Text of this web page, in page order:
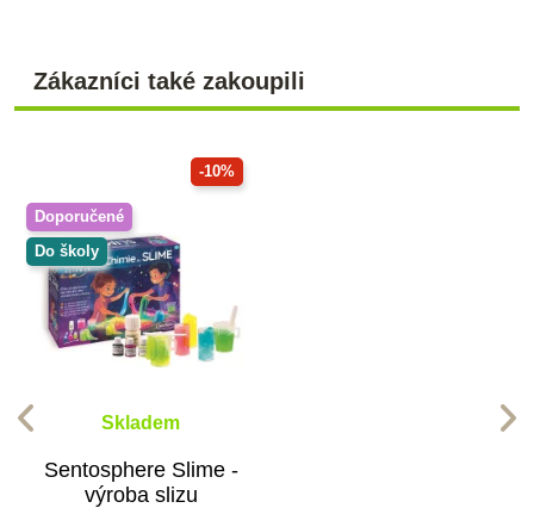
Zákazníci také zakoupili
-10%
Doporučené
Do školy
Skladem
Sentosphere Slime -
výroba slizu